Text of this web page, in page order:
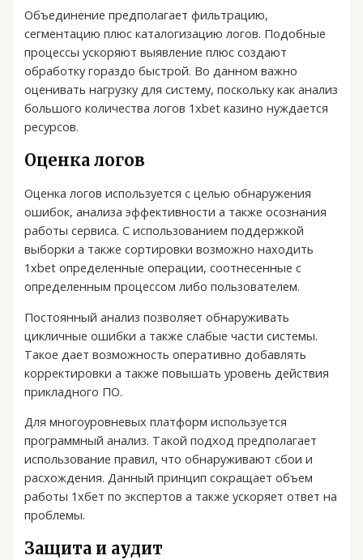
Объединение предполагает фильтрацию,
сегментацию плюс каталогизацию логов. Подобные
процессы ускоряют выявление плюс создают
обработку гораздо быстрой. Во данном важно
оценивать нагрузку для систему, поскольку как анализ
большого количества логов 1xbet казино нуждается
ресурсов.
Оценка логов
Оценка логов используется с целью обнаружения
ошибок, анализа эффективности а также осознания
работы сервиса. С использованием поддержкой
выборки а также сортировки возможно находить
1xbet определенные операции, соотнесенные с
определенным процессом либо пользователем.
Постоянный анализ позволяет обнаруживать
цикличные ошибки а также слабые части системы.
Такое дает возможность оперативно добавлять
корректировки а также повышать уровень действия
прикладного ПО.
Для многоуровневых платформ используется
программный анализ. Такой подход предполагает
использование правил, что обнаруживают сбои и
расхождения. Данный принцип сокращает объем
работы 1хбет по экспертов а также ускоряет ответ на
проблемы.
Защита и аудит